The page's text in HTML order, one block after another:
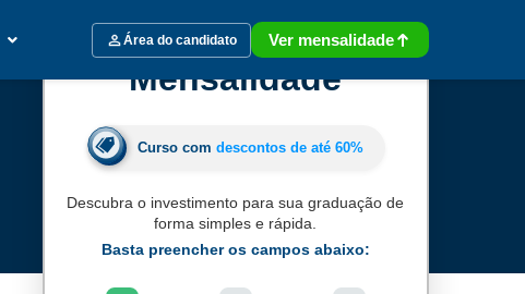
Área do candidato Ver mensalidade
Mensalidade
Curso com descontos de até 60%
Descubra o investimento para sua graduação de
forma simples e rápida.
Basta preencher os campos abaixo: